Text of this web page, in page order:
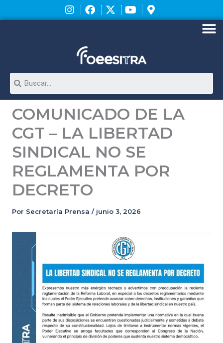
al
Search
COMUNICADO DE LA
CGT – LA LIBERTAD
SINDICAL NO SE
REGLAMENTA POR
DECRETO
Por Secretaría Prensa / junio 3, 2026